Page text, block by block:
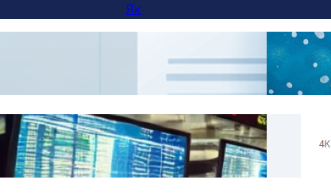
Як
Як додати перемикач мов на сайти з
Пропустити переклади для конкретного
вмісту з FluentC